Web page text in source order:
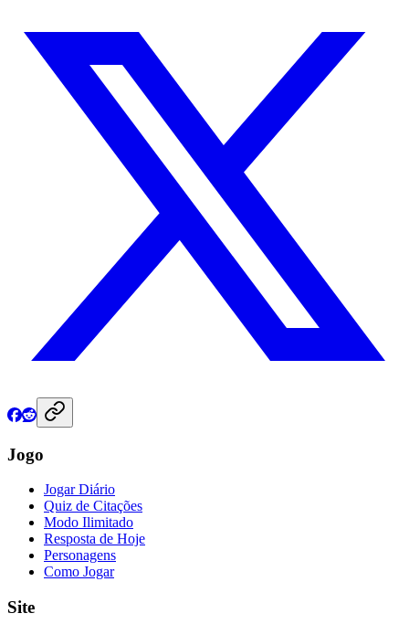
Jogo
Jogar Diário
Quiz de Citações
Modo Ilimitado
Resposta de Hoje
Personagens
Como Jogar
Site